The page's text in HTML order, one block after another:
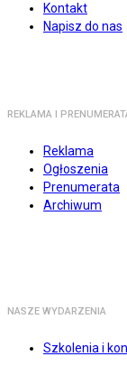
Kontakt
Napisz do nas
REKLAMA I
Reklama
Ogłoszenia
Prenumerata
Archiwum
NASZE WYDARZENIA
Szkolenia i